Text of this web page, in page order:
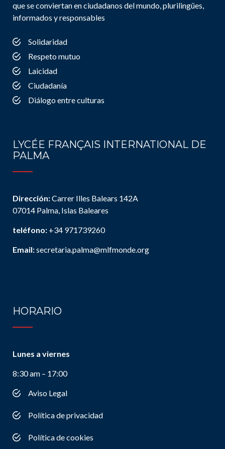
que se conviertan en ciudadanos del mundo, plurilingües,
informados y responsables
Solidaridad
Respeto mutuo
Laicidad
Ciudadanía
Diálogo entre culturas
LYCÉE FRANÇAIS INTERNATIONAL DE
PALMA
Dirección:Carrer Illes Balears 142A
07014 Palma, Islas Baleares
teléfono: +34 971739260
Email:secretaria.palma@mlfmonde.org
HORARIO
Lunes a viernes
8:30 am – 17:00
Aviso Legal
Política de privacidad
Política de cookies